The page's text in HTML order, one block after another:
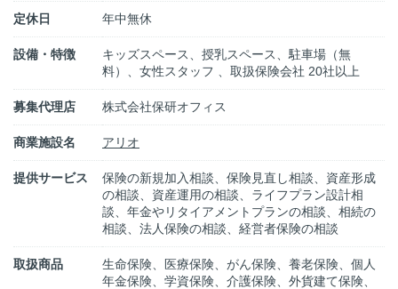
定休日 年中無休
設備・特徴
キッズスペース、授乳スペース、駐車場（無
料）、女性スタッフ 、取扱保険会社 20社以上
募集代理店 株式会社保研オフィス
商業施設名 アリオ
提供サービス
保険の新規加入相談、保険見直し相談、資産形成
の相談、資産運用の相談、ライフプラン設計相
談、年金やリタイアメントプランの相談、相続の
相談、法人保険の相談、経営者保険の相談
取扱商品
生命保険、医療保険、がん保険、養老保険、個人
年金保険、学資保険、介護保険、外貨建て保険、